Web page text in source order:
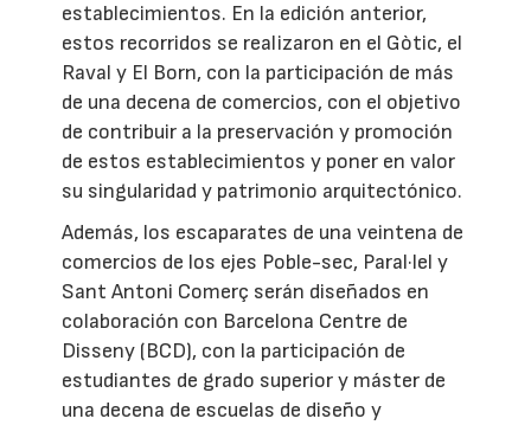
establecimientos. En la edición anterior,
estos recorridos se realizaron en el Gòtic, el
Raval y El Born, con la participación de más
de una decena de comercios, con el objetivo
de contribuir a la preservación y promoción
de estos establecimientos y poner en valor
su singularidad y patrimonio arquitectónico.
Además, los escaparates de una veintena de
comercios de los ejes Poble-sec, Paral·lel y
Sant Antoni Comerç serán diseñados en
colaboración con Barcelona Centre de
Disseny (BCD), con la participación de
estudiantes de grado superior y máster de
una decena de escuelas de diseño y